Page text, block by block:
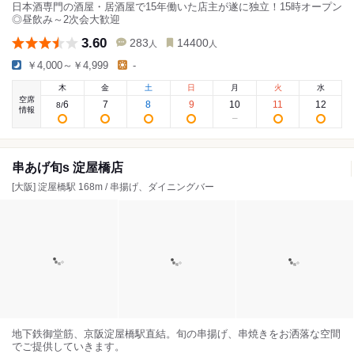
日本酒専門の酒屋・居酒屋で15年働いた店主が遂に独立！15時オープン
◎昼飲み～2次会大歓迎
3.60 283 人 14400 人
￥4,000～￥4,999 -
空席
情報
木
8/6
金
7
土
8
日
9
月
10
火
11
水
12
串あげ旬s 淀屋橋店
[大阪] 淀屋橋駅 168m / 串揚げ、ダイニングバー
地下鉄御堂筋、京阪淀屋橋駅直結。旬の串揚げ、串焼きをお洒落な空間
でご提供していきます。